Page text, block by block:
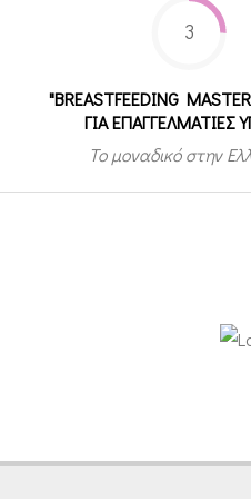
3
"BREASTFEEDING
ΓΙΑ ΕΠΑΓΓΕΛΜΑΤΙΕΣ
Το μοναδικό στην